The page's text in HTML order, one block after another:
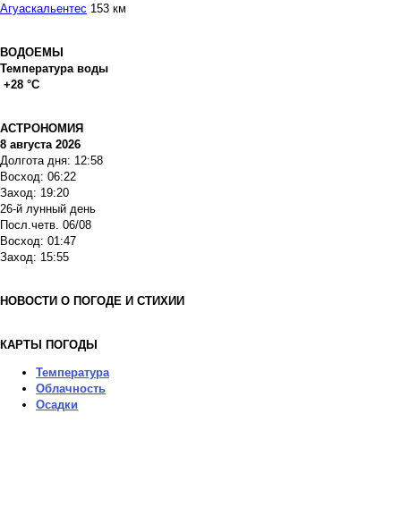
Агуаскальентес 153 км
ВОДОЕМЫ
Температура воды
+28 °C
АСТРОНОМИЯ
8 августа 2026
Долгота дня: 12:58
Восход: 06:22
Заход: 19:20
26-й лунный день
Посл.четв. 06/08
Восход: 01:47
Заход: 15:55
НОВОСТИ О ПОГОДЕ И СТИХИИ
КАРТЫ ПОГОДЫ
Температура
Облачность
Осадки